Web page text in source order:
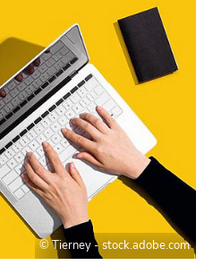
© Tierney - stock.adobe.com